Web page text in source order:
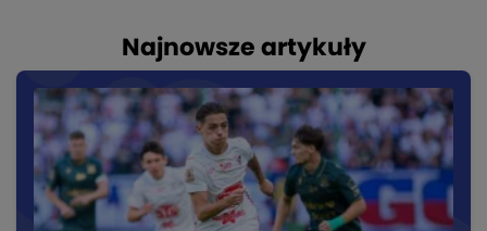
Najnowsze artykuły